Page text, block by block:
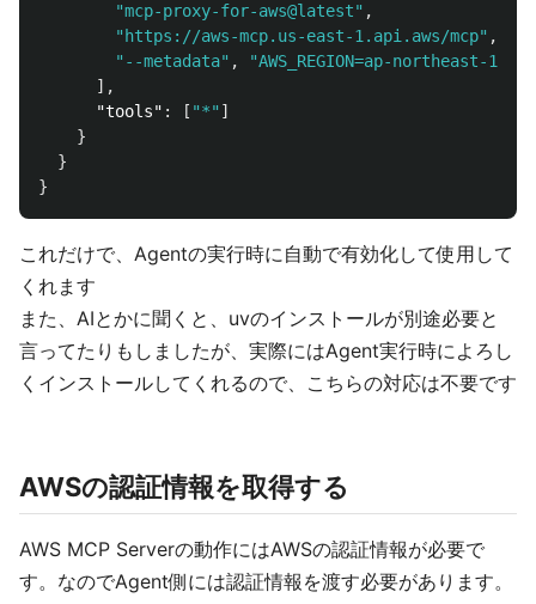
"mcp-proxy-for-aws@latest" ,
"https://aws-mcp.us-east-1.api.aws/mcp" ,
"--metadata" ,
"AWS_REGION=ap-northeast-1"
],
"tools" : [ "*" ]
}
}
}
これだけで、Agentの実行時に自動で有効化して使用して
くれます
また、AIとかに聞くと、uvのインストールが別途必要と
言ってたりもしましたが、実際にはAgent実行時によろし
くインストールしてくれるので、こちらの対応は不要です
AWSの認証情報を取得する
AWS MCP Serverの動作にはAWSの認証情報が必要で
す。なのでAgent側には認証情報を渡す必要があります。